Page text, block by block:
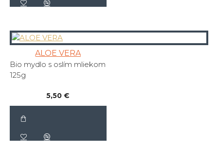
ALOE VERA
Bio mydlo s oslím mliekom
125g
5,50 €